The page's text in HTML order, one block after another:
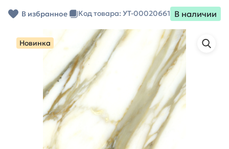
В избранное Код товара: УТ-00020661 В наличии
Новинка